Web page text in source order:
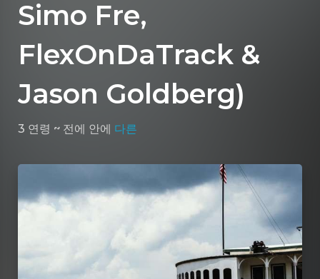
Simo Fre,
FlexOnDaTrack &
Jason Goldberg)
3 연령 ~ 전에 안에 다른